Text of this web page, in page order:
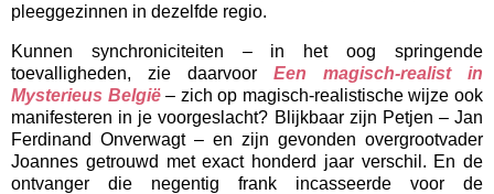
pleeggezinnen in dezelfde regio.
Kunnen synchroniciteiten – in het oog springende
toevalligheden, zie daarvoor Een magisch-realist in
Mysterieus België– zich op magisch-realistische wijze ook
manifesteren in je voorgeslacht? Blijkbaar zijn Petjen – Jan
Ferdinand Onverwagt – en zijn gevonden overgrootvader
Joannes getrouwd met exact honderd jaar verschil. En de
ontvanger die negentig frank incasseerde voor de